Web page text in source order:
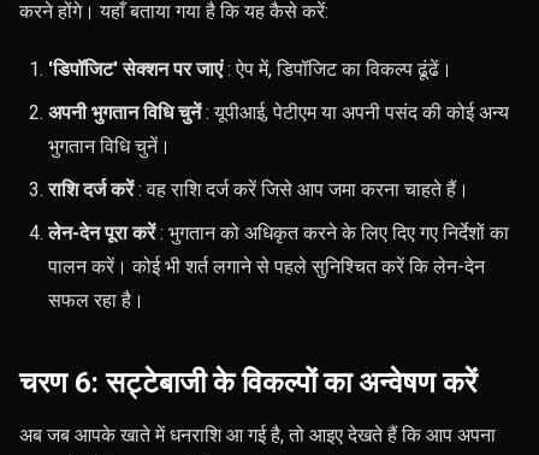
करने होंगे। यहाँ बताया गया है कि यह कैसे करें:
'डिपॉजिट' सेक्शन पर जाएं: ऐप में, डिपॉजिट का विकल्प ढूंढें।
अपनी भुगतान विधि चुनें: यूपीआई, पेटीएम या अपनी पसंद की कोई अन्य
भुगतान विधि चुनें।
राशि दर्ज करें: वह राशि दर्ज करें जिसे आप जमा करना चाहते हैं।
लेन-देन पूरा करें: भुगतान को अधिकृत करने के लिए दिए गए निर्देशों का
पालन करें। कोई भी शर्त लगाने से पहले सुनिश्चित करें कि लेन-देन
सफल रहा है।
चरण 6: सट्टेबाजी के विकल्पों का अन्वेषण करें
अब जब आपके खाते में धनराशि आ गई है, तो आइए देखते हैं कि आप अपना